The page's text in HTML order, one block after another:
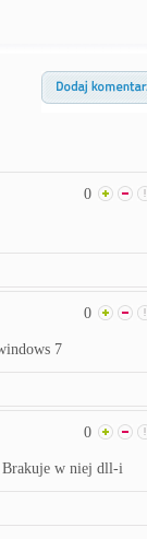
0
0
7
0
Brakuje w niej dll-i